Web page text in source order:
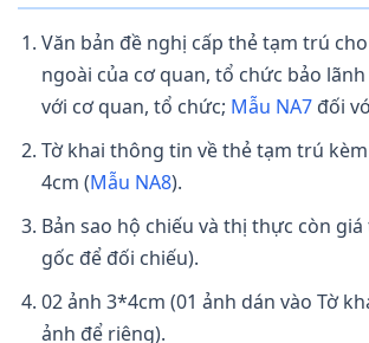
Văn bản đề nghị cấp thẻ tạm trú
ngoài của cơ quan, tổ chức bảo lãnh
với cơ quan, tổ chức; Mẫu NA7 đối
Tờ khai thông tin về thẻ tạm trú
4cm (Mẫu NA8).
Bản sao hộ chiếu và thị thực còn
gốc để đối chiếu).
02 ảnh 3*4cm (01 ảnh dán vào Tờ
ảnh để riêng).